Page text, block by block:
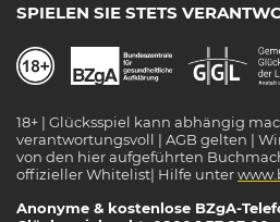
SPIELEN SIE STETS
18+ | Glücksspiel kann abhängig
verantwortungsvoll | AGB gelten |
von den hier aufgeführten
offizieller Whitelist| Hilfe unter
Anonyme & kostenlose BZgA-